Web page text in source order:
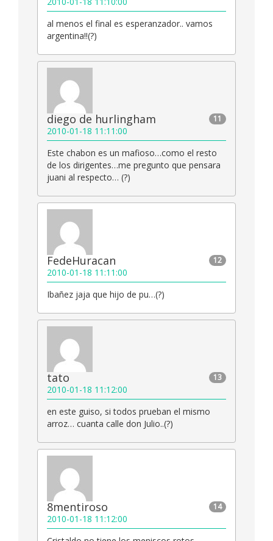
al menos el final es esperanzador.. vamos
argentina!!(?)
11
diego de hurlingham
2010-01-18 11:11:00
Este chabon es un mafioso…como el resto
de los dirigentes…me pregunto que pensara
juani al respecto… (?)
12
FedeHuracan
2010-01-18 11:11:00
Ibañez jaja que hijo de pu…(?)
13
tato
2010-01-18 11:12:00
en este guiso, si todos prueban el mismo
arroz… cuanta calle don Julio..(?)
14
8mentiroso
2010-01-18 11:12:00